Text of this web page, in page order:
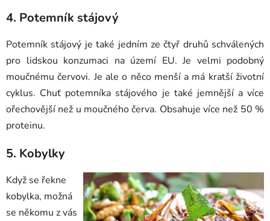
4. Potemník stájový
Potemník stájový je také jedním ze čtyř druhů schválených
pro lidskou konzumaci na území EU. Je velmi podobný
moučnému červovi. Je ale o něco menší a má kratší životní
cyklus. Chuť potemníka stájového je také jemnější a více
ořechovější než u moučného červa. Obsahuje více než 50 %
proteinu.
5. Kobylky
Když se řekne
kobylka, možná
se někomu z vás